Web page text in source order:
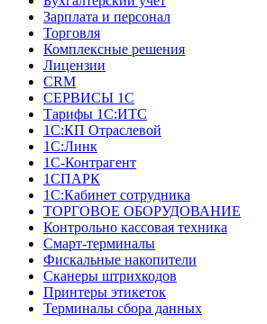
Зарплата и персонал
Торговля
Комплексные решения
Лицензии
CRM
СЕРВИСЫ 1С
Тарифы 1С:ИТС
1С:КП Отраслевой
1С:Линк
1С-Контрагент
1СПАРК
1С:Кабинет сотрудника
ТОРГОВОЕ ОБОРУДОВАНИЕ
Контрольно кассовая техника
Смарт-терминалы
Фискальные накопители
Сканеры штрихкодов
Принтеры этикеток
Терминалы сбора данных